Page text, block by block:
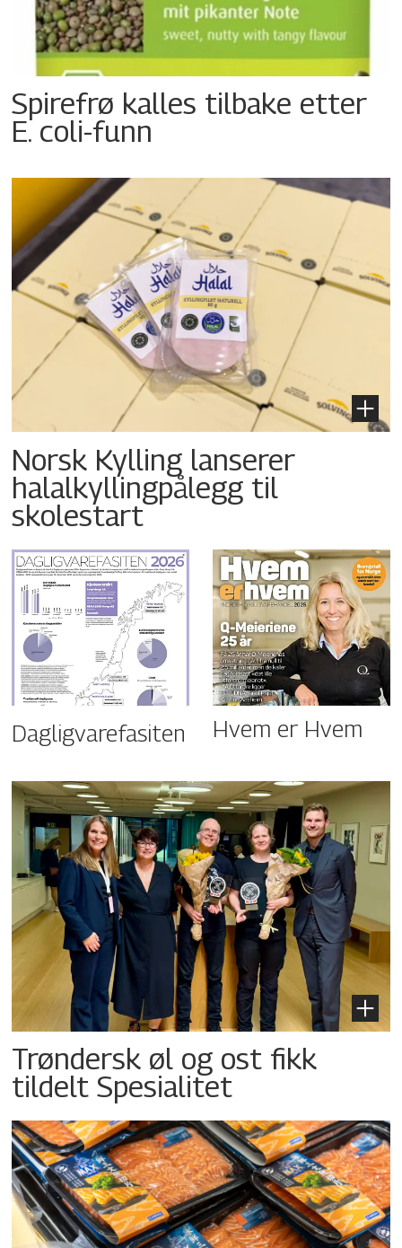
Spirefrø kalles tilbake etter
E. coli-funn
Norsk Kylling lanserer
halalkyllingpålegg til
skolestart
Dagligvarefasiten Hvem er Hvem
Trøndersk øl og ost fikk
tildelt Spesialitet